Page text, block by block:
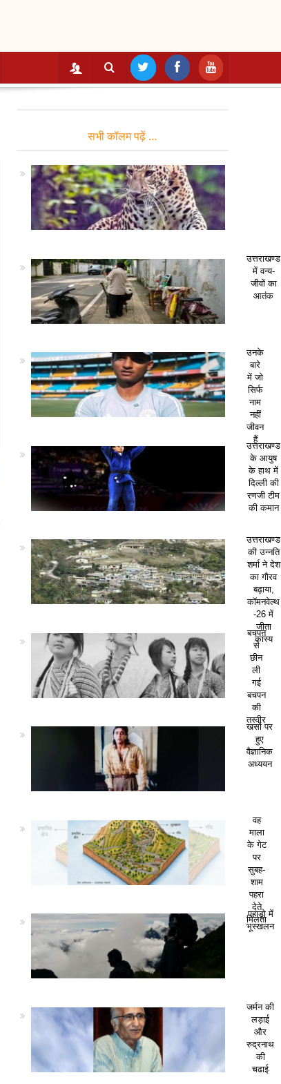
सभी कॉलम पढ़ें …
उत्तराखण्ड
में वन्य-
जीवों का
आतंक
उनके
बारे
में जो
सिर्फ
नाम
नहीं
जीवन
हैं
उत्तराखण्ड
के आयुष
के हाथ में
दिल्ली की
रणजी टीम
की कमान
उत्तराखण्ड
की उन्नति
शर्मा ने देश
का गौरव
बढ़ाया,
कॉमनवेल्थ
-26 में
जीता
कांस्य
बचपन
से
छीन
ली
गई
बचपन
की
तस्वीर
खसों पर
हुए
वैज्ञानिक
अध्ययन
वह
माला
के गेट
पर
सुबह-
शाम
पहरा
देते
मिलता
पहाड़ो में
भूस्खलन
जर्मन की
लड़ाई
और
रुद्रनाथ
की
चढाई